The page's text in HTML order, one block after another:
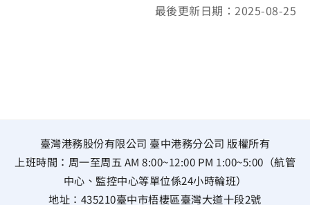
最後更新日期：2025-08-25
臺灣港務股份有限公司 臺中港務分公司 版權所有
上班時間：周一至周五 AM 8:00~12:00 PM 1:00~5:00（航管
中心、監控中心等單位係24小時輪班）
地址： 435210臺中市梧棲區臺灣大道十段2號